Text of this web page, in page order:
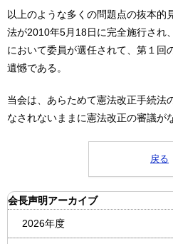
以上のような多くの問題点の抜本的
法が2010年5月18日に完全施行され
において委員が選任されて、第１回
遺憾である。
当会は、あらためて憲法改正手続法
なされないままに憲法改正の審議が
戻る
会長声明アーカイブ
2026年度